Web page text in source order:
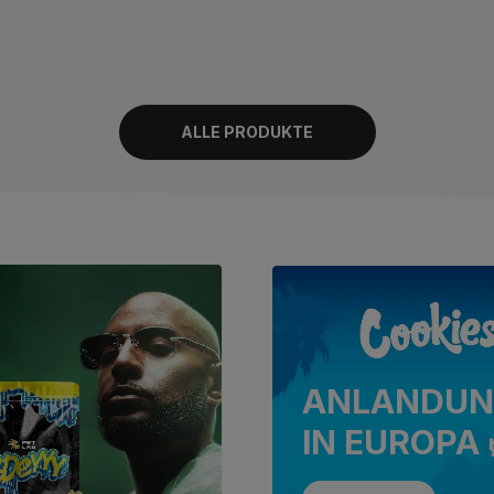
ALLE PRODUKTE
IN EUROPA